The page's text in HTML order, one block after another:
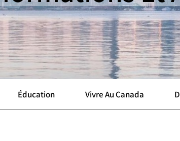
Éducation Vivre Au Canada